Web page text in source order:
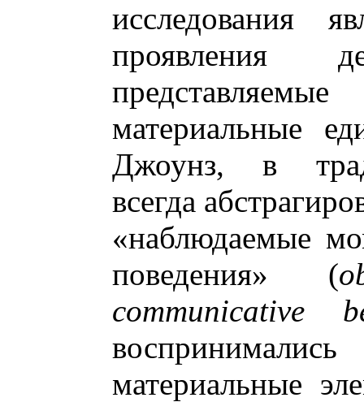
исследования
проявления
материальные
Джоунз, в
всегда
«наблюдаемые
поведения» (
communicative
материальные